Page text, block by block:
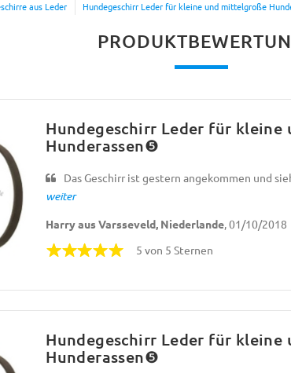
aus Leder Hundegeschirr Leder für kleine und mittelgroße
Hundegeschirr Leder für
Hunderassen❺
Das Geschirr ist gestern angekommen und
weiter
Harry aus Varsseveld, Niederlande, 01/10/2018
5 von 5 Sternen
Hundegeschirr Leder für
Hunderassen❺